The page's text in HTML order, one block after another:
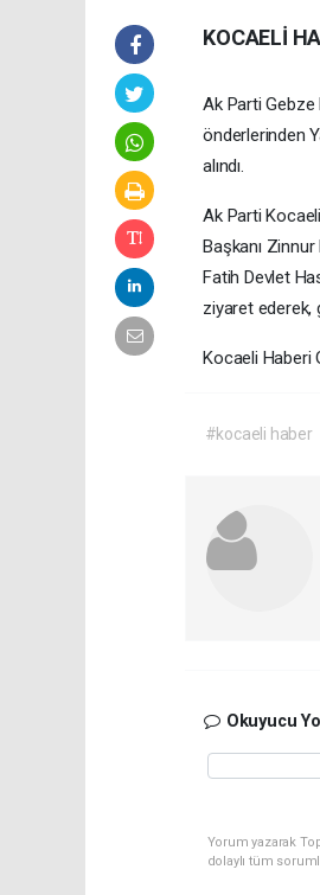
KOCAELİ
Ak Parti Gebze
önderlerinden
alındı.
Ak Parti
Başkanı
Fatih Devlet
ziyaret ederek,
Kocaeli Haberi
#kocaeli haber
Okuyucu
Yorum yazarak
dolaylı tüm